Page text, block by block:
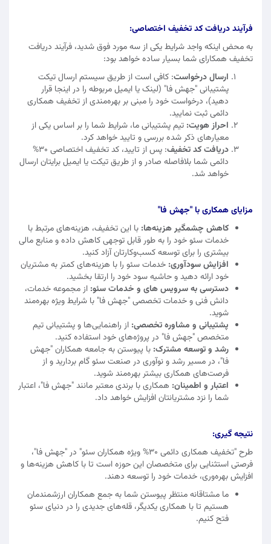
فرآیند دریافت کد تخفیف اختصاصی:
به محض اینکه واجد شرایط یکی از سه مورد فوق شدید، فرآیند دریافت
تخفیف همکارای شما بسیار ساده خواهد بود:
ارسال درخواست: کافی است از طریق سیستم ارسال تیکت
پشتیبانی "جهش فا" (لینک یا ایمیل مربوطه را در اینجا قرار
دهید)، درخواست خود را مبنی بر بهره‌مندی از تخفیف همکاری
دائمی ثبت نمایید.
احراز هویت: تیم پشتیبانی ما، شرایط شما را بر اساس یکی از
معیارهای ذکر شده بررسی و تایید خواهد کرد.
دریافت کد تخفیف
: پس از تایید، کد تخفیف اختصاصی 30%
دائمی شما بلافاصله صادر و از طریق تیکت یا ایمیل برایتان ارسال
خواهد شد.
مزایای همکاری با "جهش فا"
کاهش چشمگیر هزینه‌ها: با این تخفیف، هزینه‌های مرتبط با
خدمات سئو خود را به طور قابل توجهی کاهش داده و منابع مالی
بیشتری را برای توسعه کسب‌وکارتان آزاد کنید.
افزایش سودآوری: خدمات سئو را با هزینه‌های کمتر به مشتریان
خود ارائه دهید و حاشیه سود خود را ارتقا بخشید.
دسترسی به سرویس های و خدمات سئو: از مجموعه خدمات،
دانش فنی و خدمات تخصصی "جهش فا" با شرایط ویژه بهره‌مند
شوید.
پشتیبانی و مشاوره تخصصی: از راهنمایی‌ها و پشتیبانی تیم
متخصص "جهش فا" در پروژه‌های خود استفاده کنید.
رشد و توسعه مشترک: با پیوستن به جامعه همکاران "جهش
فا"، در مسیر رشد و نوآوری در صنعت سئو گام بردارید و از
فرصت‌های همکاری بیشتر بهره‌مند شوید.
اعتبار و اطمینان: همکاری با برندی معتبر مانند "جهش فا"، اعتبار
شما را نزد مشتریانتان افزایش خواهد داد.
نتیجه‌ گیری:
طرح "تخفیف همکاری دائمی 30% ویژه همکاران سئو" در "جهش فا"،
فرصتی استثنایی برای متخصصان این حوزه است تا با کاهش هزینه‌ها و
افزایش بهره‌وری، خدمات خود را توسعه دهند.
ما مشتاقانه منتظر پیوستن شما به جمع همکاران ارزشمندمان
هستیم تا با همکاری یکدیگر، قله‌های جدیدی را در دنیای سئو
فتح کنیم.